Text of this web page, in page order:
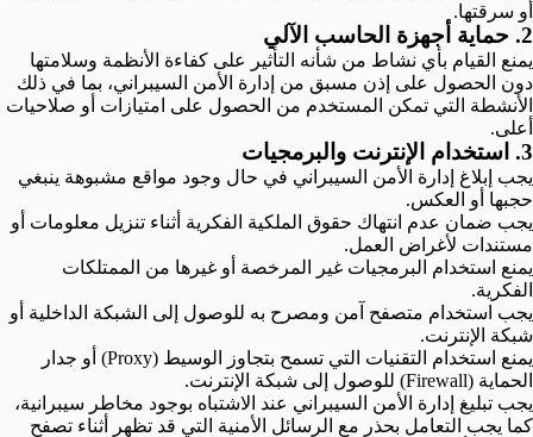
أو سرقتها.
2. حماية أجهزة الحاسب الآلي
يمنع القيام بأي نشاط من شأنه التأثير على كفاءة الأنظمة وسلامتها
دون الحصول على إذن مسبق من إدارة الأمن السيبراني، بما في ذلك
الأنشطة التي تمكن المستخدم من الحصول على امتيازات أو صلاحيات
أعلى.
3. استخدام الإنترنت والبرمجيات
يجب إبلاغ إدارة الأمن السيبراني في حال وجود مواقع مشبوهة ينبغي
حجبها أو العكس.
يجب ضمان عدم انتهاك حقوق الملكية الفكرية أثناء تنزيل معلومات أو
مستندات لأغراض العمل.
يمنع استخدام البرمجيات غير المرخصة أو غيرها من الممتلكات
الفكرية.
يجب استخدام متصفح آمن ومصرح به للوصول إلى الشبكة الداخلية أو
شبكة الإنترنت.
يمنع استخدام التقنيات التي تسمح بتجاوز الوسيط (Proxy) أو جدار
الحماية (Firewall) للوصول إلى شبكة الإنترنت.
يجب تبليغ إدارة الأمن السيبراني عند الاشتباه بوجود مخاطر سيبرانية،
كما يجب التعامل بحذر مع الرسائل الأمنية التي قد تظهر أثناء تصفح